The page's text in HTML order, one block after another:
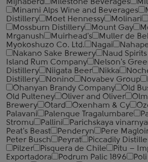
Mijnaberd
Milestone Beverages
Minami Alps Wine and Beverages
Distillery
Moet Hennessy Molinari
Mossburn Distillery
Mount Gay
Mrganush
Muirhead's Muller de
Myokoshuzo Co. Ltd.
Nagai
Nakano Sake Brewery
Naud
Island Rum Company
Nelson's
Distillery
Niigata Beer Nikka
Distillery
Nonino Novabev Group
Ohanyan Brandy Company
Old
Old Pulteney
Oliver and Oliver
Brewery
Otard Oxenham & Cy
Palavani
Palenque Tragalumbare
Stromu
Pallini Parichskaya vinarnya
Peat's Beast
Penderyn Pere
Peter Busch
Peyrat Piccadily
Pilzer
Pisquera de Chile
Pitu –
Exportadora
Podrum Palic 1896